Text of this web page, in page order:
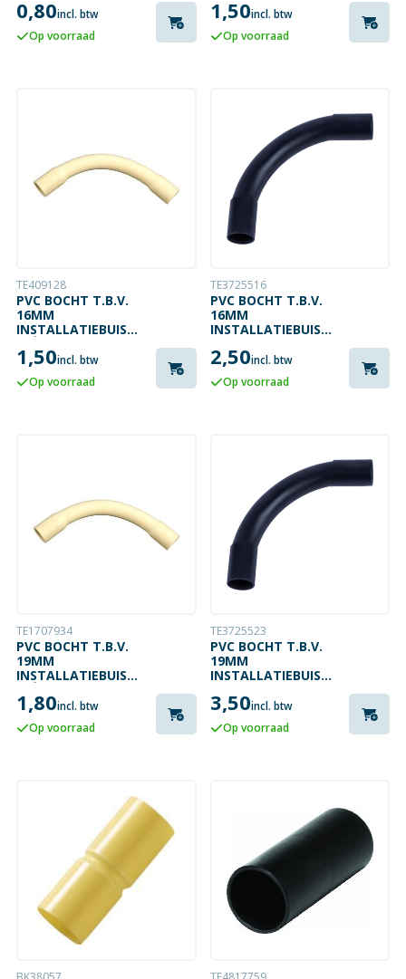
0,80incl. btw
Op voorraad
1,50incl. btw
Op voorraad
TE409128
PVC BOCHT T.B.V.
16MM
INSTALLATIEBUIS
1,50incl. btw
Op voorraad
TE3725516
PVC BOCHT T.B.V.
16MM
INSTALLATIEBUIS
2,50incl. btw
Op voorraad
TE1707934
PVC BOCHT T.B.V.
19MM
INSTALLATIEBUIS
1,80incl. btw
Op voorraad
TE3725523
PVC BOCHT T.B.V.
19MM
INSTALLATIEBUIS
3,50incl. btw
Op voorraad